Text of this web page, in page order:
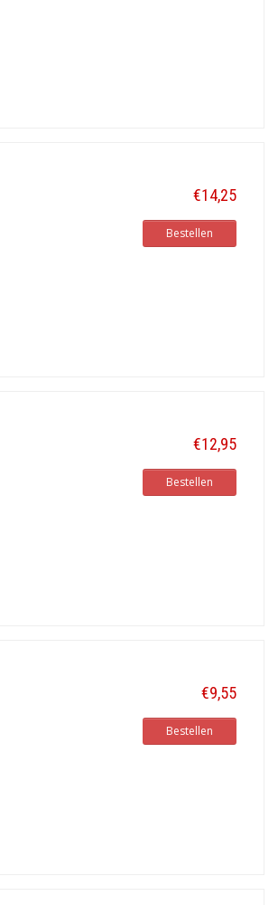
€14,25
Bestellen
€12,95
Bestellen
€9,55
Bestellen